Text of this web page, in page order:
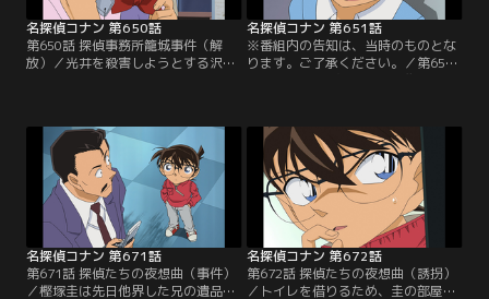
名探偵コナン 第650話
第650話 探偵事務所籠城事件（解
放）／光井を殺害しようとする沢
覚を見た連続殺人犯が自殺するとい
う結末で、沢栗は死神の幻覚を見た
未紅が自殺したと察して動揺。その
隙を突いて沢栗は逮捕されるが、こ
れは沢栗の犯行を阻止するためのニ
セの推理だった…。
名探偵コナン 第651話
※番組内の告知は、当時のものとな
ります。ご了承ください。／第651
は先に探偵事務所へ。この後、和葉
から電話がかかってくる。トイレで
男性が亡くなり、大騒ぎになってい
るという。世良はこの事件で工藤と
平次、どっちが名探偵か勝負して決
めようと提案。
名探偵コナン 第671話
第671話 探偵たちの夜想曲（事件）
／樫塚圭は先日他界した兄の遺品か
名探偵コナン 第672話
第672話 探偵たちの夜想曲（誘拐）
／トイレを借りるため、圭の部屋に